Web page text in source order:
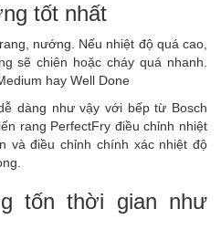
tốt nhất
nướng. Nếu nhiệt độ quá cao,
sẽ chiên hoặc cháy quá nhanh.
hay Well Done
dàng như vậy với bếp từ Bosch
rang PerfectFry điều chỉnh nhiệt
và điều chỉnh chính xác nhiệt độ
tốn thời gian như